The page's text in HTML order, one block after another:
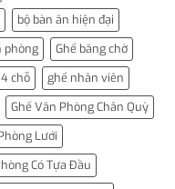
bộ bàn ăn hiện đại
phòng
Ghế băng chờ
chỗ
ghế nhân viên
Ghế Văn Phòng Chân Quỳ
Lưới
Có Tựa Đầu